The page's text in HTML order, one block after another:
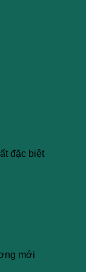
đặc biệt
mới